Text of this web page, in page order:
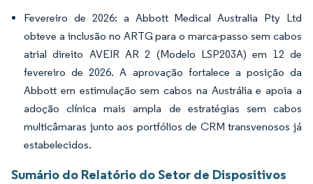
Fevereiro de 2026: a Abbott Medical Australia Pty Ltd
obteve a inclusão no ARTG para o marca-passo sem cabos
atrial direito AVEIR AR 2 (Modelo LSP203A) em 12 de
fevereiro de 2026. A aprovação fortalece a posição da
Abbott em estimulação sem cabos na Austrália e apoia a
adoção clínica mais ampla de estratégias sem cabos
multicâmaras junto aos portfólios de CRM transvenosos já
estabelecidos.
Sumário do Relatório do Setor de Dispositivos